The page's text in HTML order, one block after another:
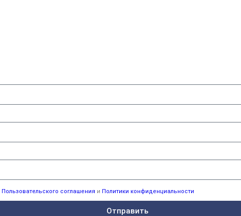
Пользовательского соглашения и Политики конфиденциальности
Отправить